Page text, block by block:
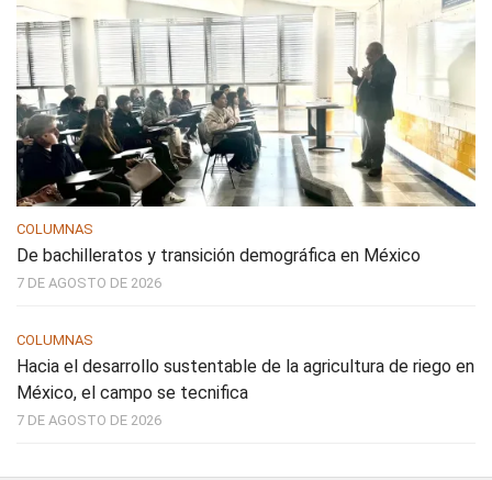
COLUMNAS
De bachilleratos y transición demográfica en México
7 DE AGOSTO DE 2026
COLUMNAS
Hacia el desarrollo sustentable de la agricultura de riego en
México, el campo se tecnifica
7 DE AGOSTO DE 2026